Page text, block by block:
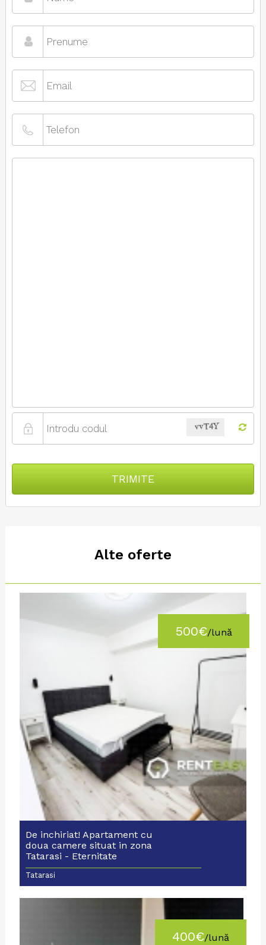
TRIMITE
Alte oferte
De inchiriat! Apartament cu
doua camere situat in zona
Tatarasi - Eternitate
Tatarasi
500€/lună
400€/lună